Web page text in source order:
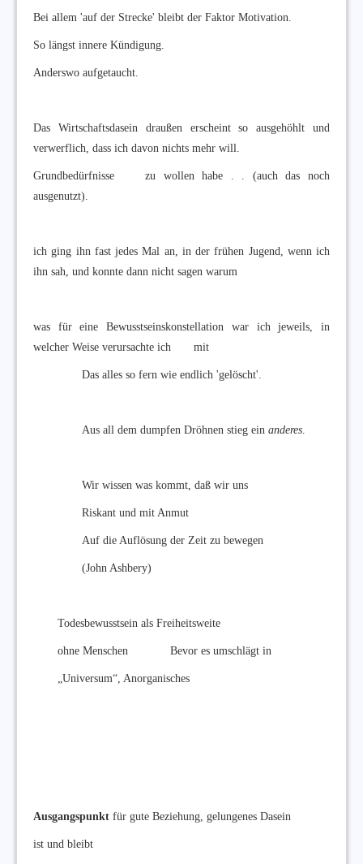
Bei allem 'auf der Strecke' bleibt der Faktor Motivation.
So längst innere Kündigung.
Anderswo aufgetaucht.
Das Wirtschaftsdasein draußen erscheint so ausgehöhlt und
verwerflich, dass ich davon nichts mehr will.
Grundbedürfnisse zu wollen habe . . (auch das noch
ausgenutzt).
ich ging ihn fast jedes Mal an, in der frühen Jugend, wenn ich
ihn sah, und konnte dann nicht sagen warum
was für eine Bewusstseinskonstellation war ich jeweils, in
welcher Weise verursachte ich mit
Das alles so fern wie endlich 'gelöscht'.
Aus all dem dumpfen Dröhnen stieg ein anderes
Wir wissen was kommt, daß wir uns
Riskant und mit Anmut
Auf die Auflösung der Zeit zu bewegen
(John Ashbery)
Todesbewusstsein als Freiheitsweite
ohne Menschen Bevor es umschlägt in
„Universum“, Anorganisches
Ausgangspunkt für gute Beziehung, gelungenes Dasein
ist und bleibt